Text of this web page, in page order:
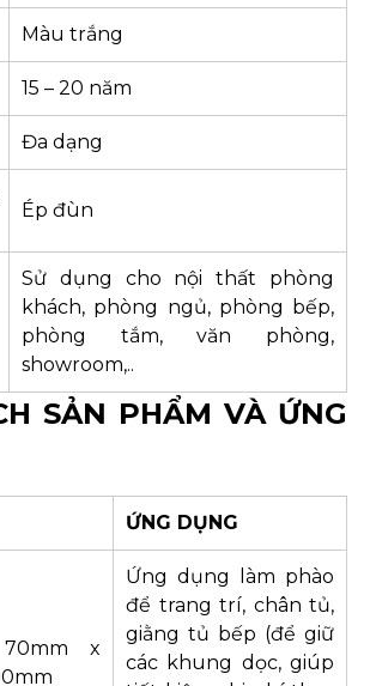
Màu trắng
15 – 20 năm
Đa dạng
Ép đùn
Sử dụng cho nội thất phòng
khách, phòng ngủ, phòng bếp,
phòng tắm, văn phòng,
showroom,..
SẢN PHẨM VÀ ỨNG
ỨNG DỤNG
x
Ứng dụng làm phào
để trang trí, chân tủ,
giằng tủ bếp (để giữ
các khung dọc, giúp